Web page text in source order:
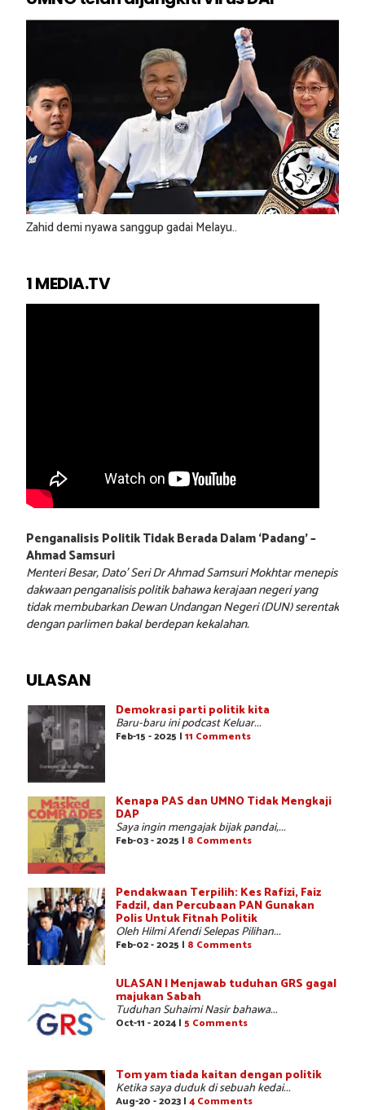
Zahid demi nyawa sanggup gadai Melayu..
1 MEDIA.TV
Penganalisis Politik Tidak Berada Dalam ‘Padang’ –
Ahmad Samsuri
Menteri Besar, Dato’ Seri Dr Ahmad Samsuri Mokhtar menepis
dakwaan penganalisis politik bahawa kerajaan negeri yang
tidak membubarkan Dewan Undangan Negeri (DUN) serentak
dengan parlimen bakal berdepan kekalahan.
ULASAN
Demokrasi parti politik kita
Baru-baru ini podcast Keluar...
Feb-15 - 2025 | 11 Comments
Kenapa PAS dan UMNO Tidak Mengkaji
DAP
Saya ingin mengajak bijak pandai,...
Feb-03 - 2025 | 8 Comments
Pendakwaan Terpilih: Kes Rafizi, Faiz
Fadzil, dan Percubaan PAN Gunakan
Polis Untuk Fitnah Politik
Oleh Hilmi Afendi Selepas Pilihan...
Feb-02 - 2025 | 8 Comments
ULASAN | Menjawab tuduhan GRS gagal
majukan Sabah
Tuduhan Suhaimi Nasir bahawa...
Oct-11 - 2024 | 5 Comments
Tom yam tiada kaitan dengan politik
Ketika saya duduk di sebuah kedai...
Aug-20 - 2023 | 4 Comments